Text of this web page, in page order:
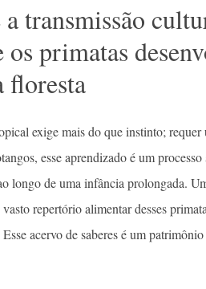
transmissão
os primatas
floresta
exige mais do que instinto;
esse aprendizado é um
longo de uma infância prolongada.
repertório alimentar desses
acervo de saberes é um